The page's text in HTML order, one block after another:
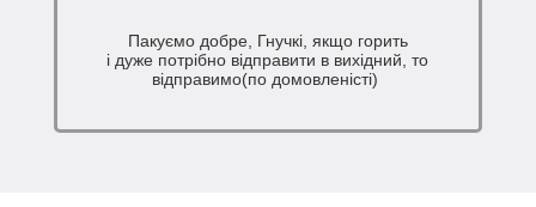
Пакуємо добре, Гнучкі, якщо горить
і дуже потрібно відправити в вихідний, то
відправимо(по домовленісті)